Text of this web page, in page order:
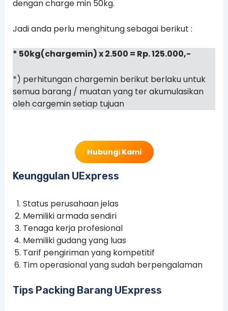
dengan charge min 50kg.
Jadi anda perlu menghitung sebagai berikut :
* 50kg(chargemin) x 2.500 = Rp. 125.000,-
*) perhitungan chargemin berikut berlaku untuk
semua barang / muatan yang ter akumulasikan
oleh cargemin setiap tujuan
Hubungi Kami
Keunggulan UExpress
Status perusahaan jelas
Memiliki armada sendiri
Tenaga kerja profesional
Memiliki gudang yang luas
Tarif pengiriman yang kompetitif
Tim operasional yang sudah berpengalaman
Tips Packing Barang UExpress